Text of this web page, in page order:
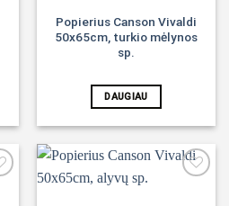
Popierius Canson Vivaldi
50x65cm, turkio mėlynos
sp.
DAUGIAU